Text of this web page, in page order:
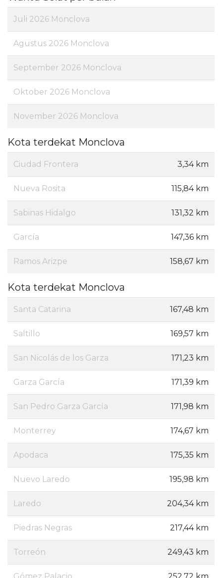
Juli 2026 Monclova
Agustus 2026 Monclova
September 2026 Monclova
Oktober 2026 Monclova
November 2026 Monclova
Kota terdekat Monclova
Ciudad Frontera 3,34 km
Nueva Rosita 115,84 km
Sabinas Hidalgo 131,32 km
García 147,36 km
Ramos Arizpe 158,67 km
Kota terdekat Monclova
Santa Catarina 167,48 km
Saltillo 169,57 km
San Nicolás de los Garza 171,23 km
Garza García 171,39 km
San Pedro Garza García 171,98 km
Monterrey 174,67 km
Apodaca 175,35 km
Nuevo Laredo 195,98 km
Laredo 204,34 km
Piedras Negras 217,44 km
Torreón 249,43 km